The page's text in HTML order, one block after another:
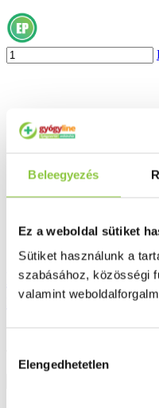
Beleegyezés
Ez a weboldal sütiket
Sütiket használunk a
szabásához, közösségi
valamint
kiválasztása
Elengedhetetlen
La Roche-Posay
ml